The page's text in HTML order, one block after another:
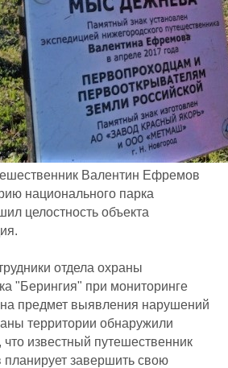
Валентин Ефремов
национального парка
целостность объекта
отдела охраны
"Берингия" при мониторинге
на предмет выявления нарушений
территории обнаружили
известный путешественник
завершить свою